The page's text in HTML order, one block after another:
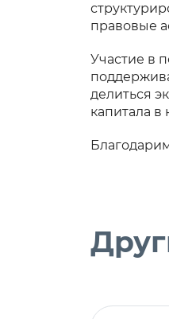
правовые
Участие в
делиться
капитала в